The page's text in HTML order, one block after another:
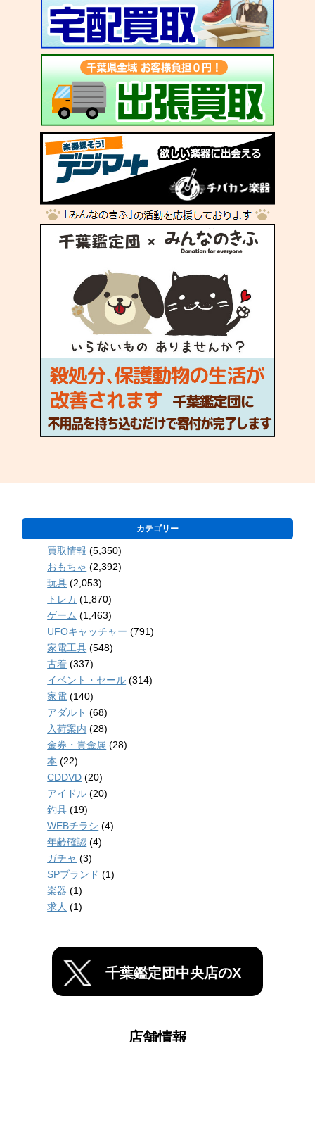
カテゴリー
買取情報 (5,350)
おもちゃ (2,392)
玩具 (2,053)
トレカ (1,870)
ゲーム (1,463)
UFOキャッチャー (791)
家電工具 (548)
古着 (337)
イベント・セール (314)
家電 (140)
アダルト (68)
入荷案内 (28)
金券・貴金属 (28)
本 (22)
CDDVD (20)
アイドル (20)
釣具 (19)
WEBチラシ (4)
年齢確認 (4)
ガチャ (3)
SPブランド (1)
楽器 (1)
求人 (1)
千葉鑑定団中央店のX
店舗情報